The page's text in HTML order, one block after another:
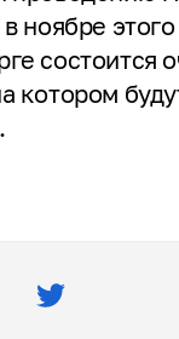
ноябре
состоится